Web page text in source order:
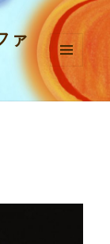
ァ
メニュ
ーとウ
ィジェ